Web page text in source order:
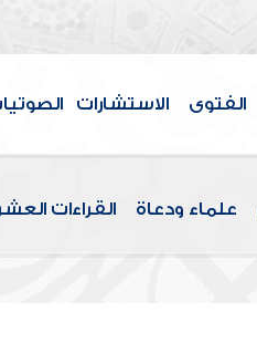
الفتوى الاستشارات
علماء ودعاة القراءات